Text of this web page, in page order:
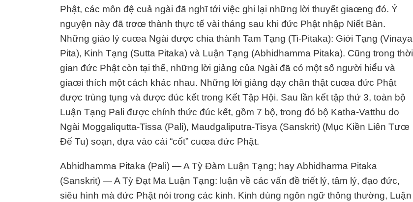
Phật, các môn đệ cuả ngài đã nghĩ tới việc ghi lại những lời thuyết giaœng đó. Ý
nguyện này đã trơœ thành thực tế vài tháng sau khi đức Phật nhập Niết Bàn.
Những giáo lý cuœa Ngài được chia thành Tam Tạng (Ti-Pitaka): Giới Tạng (Vinaya
Pita), Kinh Tạng (Sutta Pitaka) và Luận Tạng (Abhidhamma Pitaka). Cũng trong thời
gian đức Phật còn tại thế, những lời giảng của Ngài đã có một số người hiểu và
giaœi thích một cách khác nhau. Những lời giảng dạy chân thật cuœa đức Phật
được trùng tụng và được đúc kết trong Kết Tập Hội. Sau lần kết tập thứ 3, toàn bộ
Luận Tạng Pali được chính thức đúc kết, gồm 7 bộ, trong đó bộ Katha-Vatthu do
Ngài Moggaliqutta-Tissa (Pali), Maudgaliputra-Tisya (Sanskrit) (Mục Kiền Liên Tưœ
Đế Tu) soạn, dựa vào cái “cốt” cuœa đức Phật.
Abhidhamma Pitaka (Pali) — A Tỳ Đàm Luận Tạng; hay Abhidharma Pitaka
(Sanskrit) — A Tỳ Đạt Ma Luận Tạng: luận về các vấn đề triết lý, tâm lý, đạo đức,
siêu hình mà đức Phật nói trong các kinh. Kinh dùng ngôn ngữ thông thường, Luận